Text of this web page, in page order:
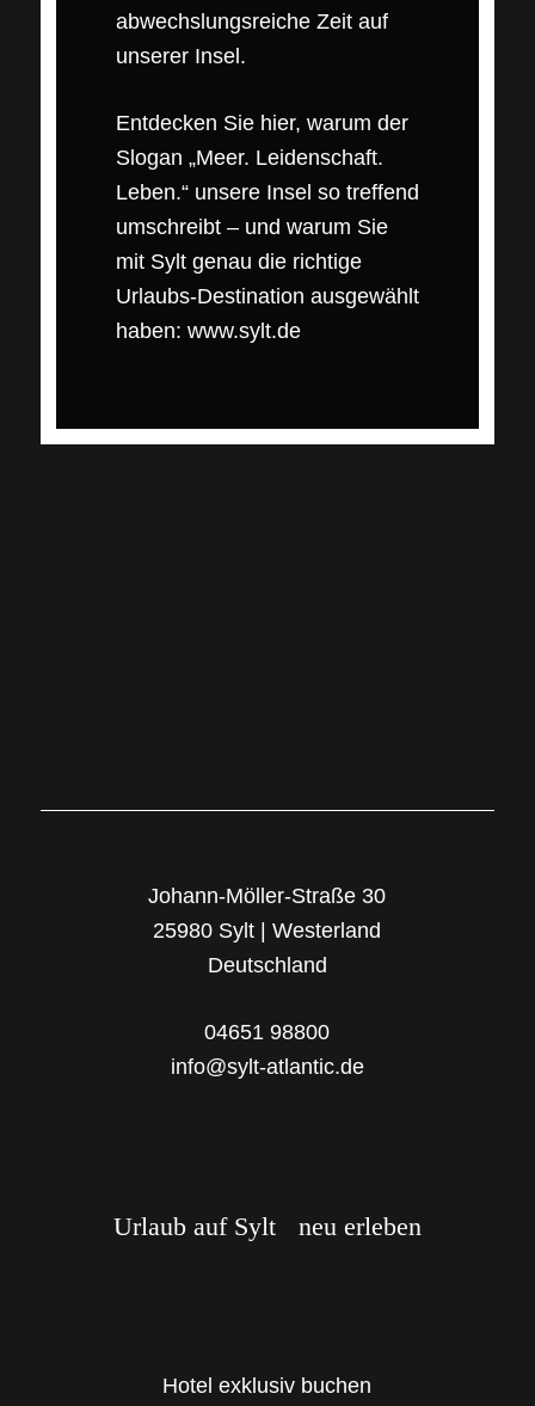
abwechslungsreiche Zeit auf
unserer Insel.
Entdecken Sie hier, warum der
Slogan „Meer. Leidenschaft.
Leben.“ unsere Insel so treffend
umschreibt – und warum Sie
mit Sylt genau die richtige
Urlaubs-Destination ausgewählt
haben: www.sylt.de
Johann-Möller-Straße 30
25980 Sylt | Westerland
Deutschland
04651 98800
info@sylt-atlantic.de
Urlaub auf Sylt neu erleben
Hotel exklusiv buchen